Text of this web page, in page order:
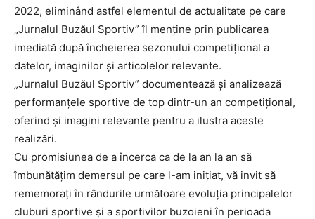
2022, eliminând astfel elementul de actualitate pe care
„Jurnalul Buzăul Sportiv” îl menține prin publicarea
imediată după încheierea sezonului competițional a
datelor, imaginilor și articolelor relevante.
„Jurnalul Buzăul Sportiv” documentează și analizează
performanțele sportive de top dintr-un an competițional,
oferind și imagini relevante pentru a ilustra aceste
realizări.
Cu promisiunea de a încerca ca de la an la an să
îmbunătățim demersul pe care l-am inițiat, vă invit să
rememorați în rândurile următoare evoluția principalelor
cluburi sportive și a sportivilor buzoieni în perioada